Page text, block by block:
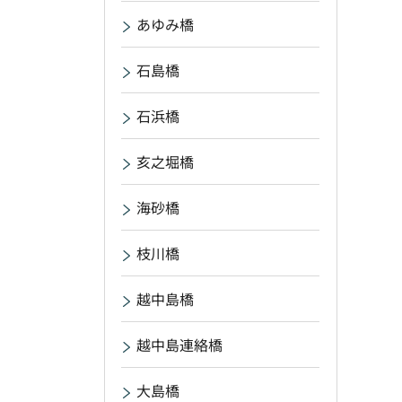
あゆみ橋
石島橋
石浜橋
亥之堀橋
海砂橋
枝川橋
越中島橋
越中島連絡橋
大島橋